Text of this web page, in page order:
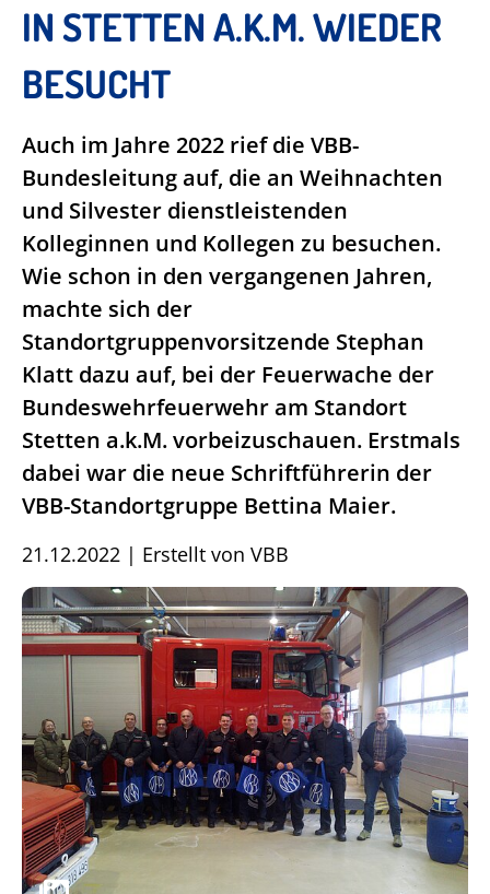
IN STETTEN A.K.M. WIEDER
BESUCHT
Auch im Jahre 2022 rief die VBB-
Bundesleitung auf, die an Weihnachten
und Silvester dienstleistenden
Kolleginnen und Kollegen zu besuchen.
Wie schon in den vergangenen Jahren,
machte sich der
Standortgruppenvorsitzende Stephan
Klatt dazu auf, bei der Feuerwache der
Bundeswehrfeuerwehr am Standort
Stetten a.k.M. vorbeizuschauen. Erstmals
dabei war die neue Schriftführerin der
VBB-Standortgruppe Bettina Maier.
21.12.2022 | Erstellt von VBB